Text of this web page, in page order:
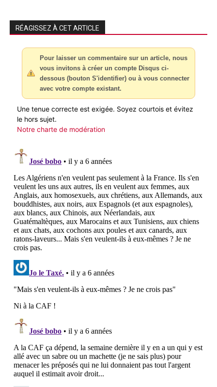
RÉAGISSEZ À CET ARTICLE
Pour laisser un commentaire sur un article, nous
vous invitons à créer un compte Disqus ci-
dessous (bouton S'identifier) ou à vous connecter
avec votre compte existant.
Une tenue correcte est exigée. Soyez courtois et évitez
le hors sujet.
Notre charte de modération